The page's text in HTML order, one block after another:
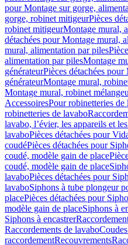
pour Montage sur gorge,
gorge, robinet mitigeurPièces
robinet mitigeurMontage mural,
détachées pour Montage mural,
mural, alimentation par piles
alimentation par pilesMontage
générateurPièces détachées
générateurMontage mural,
Montage mural, robinet
AccessoiresPour robinetteries de
robinetteries de lavabo
lavabo, l’évier, les appareils et
lavaboPièces détachées pour
coudéPièces détachées pour
coudé, modèle gain de place
coudé, modèle gain de place
lavaboPièces détachées pour
lavaboSiphons à tube plongeur
placePièces détachées pour
modèle gain de placeSiphons à
Siphons à encastrer
Raccordements de lavabo
raccordementRecouvrements